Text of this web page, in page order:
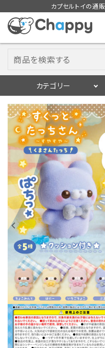
カプセルトイの通
カテゴリー
ログイン
入荷スケジュー
カプセルトイマシン
カプセルトイ
販促用空カプセル
レンタル
景品・玩具・文具
販促用カプセルトイ